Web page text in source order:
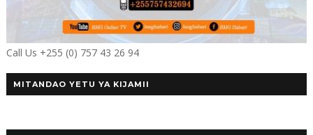
Call Us +255 (0) 757 43 26 94
MITANDAO YETU YA KIJAMII